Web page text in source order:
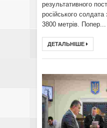
результативного
російського солдата
3800 метрів. Попер...
ДЕТАЛЬНІШЕ